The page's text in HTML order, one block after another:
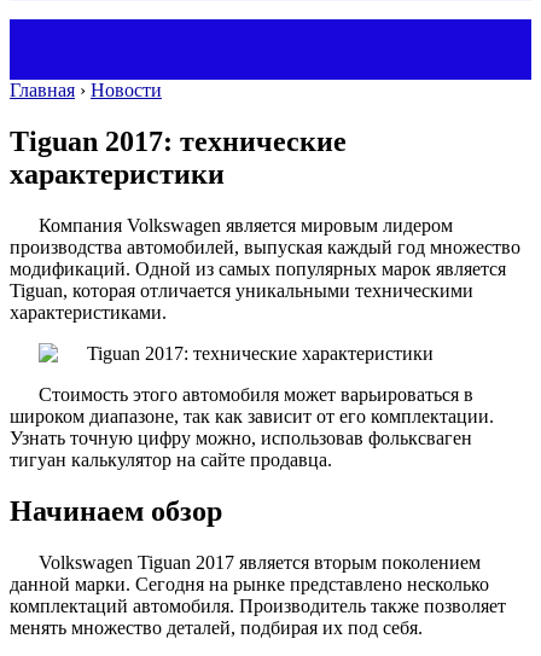
Главная › Новости
Tiguan 2017: технические
характеристики
Компания Volkswagen является мировым лидером
производства автомобилей, выпуская каждый год множество
модификаций. Одной из самых популярных марок является
Tiguan, которая отличается уникальными техническими
характеристиками.
Стоимость этого автомобиля может варьироваться в
широком диапазоне, так как зависит от его комплектации.
Узнать точную цифру можно, использовав фольксваген
тигуан калькулятор на сайте продавца.
Начинаем обзор
Volkswagen Tiguan 2017 является вторым поколением
данной марки. Сегодня на рынке представлено несколько
комплектаций автомобиля. Производитель также позволяет
менять множество деталей, подбирая их под себя.